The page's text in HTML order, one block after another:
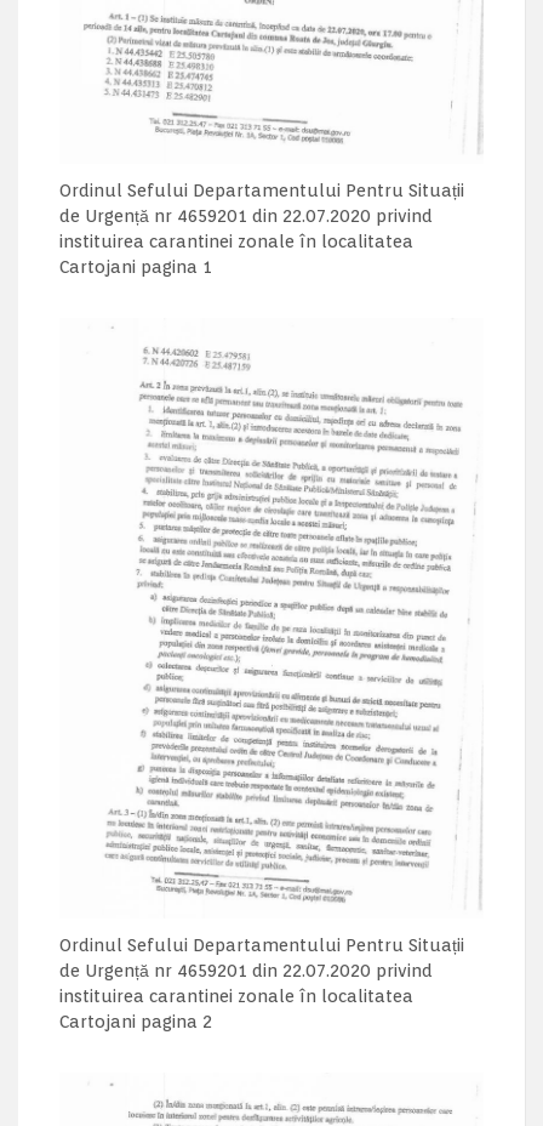
Ordinul Sefului Departamentului Pentru Situații
de Urgență nr 4659201 din 22.07.2020 privind
instituirea carantinei zonale în localitatea
Cartojani pagina 1
Ordinul Sefului Departamentului Pentru Situații
de Urgență nr 4659201 din 22.07.2020 privind
instituirea carantinei zonale în localitatea
Cartojani pagina 2